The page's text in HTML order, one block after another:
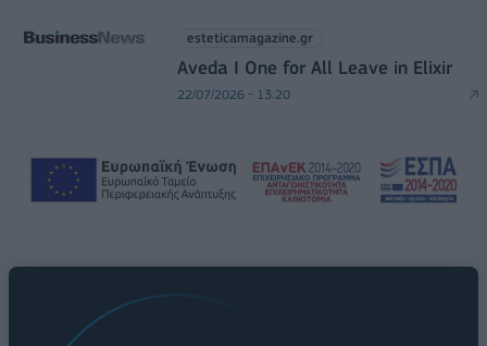
esteticamagazine.gr
Aveda I One for All Leave in Elixir
22/07/2026 - 13:20